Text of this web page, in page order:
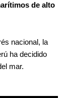
de alto
nacional, la
ha decidido
mar.